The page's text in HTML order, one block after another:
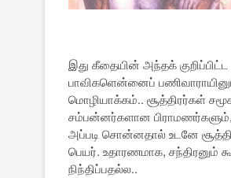
இது கீதையின் அந்தக் குறிப்பிட்ட
பாவிகளென்னைப்
மொழியாக்கம்.. சூத்திரர்கள்
சம்பன்னர்களான
அப்படி சொன்னதால் உடனே
பெயர். உதாரணமாக, சந்திரனும்
நிந்திப்பதல்ல..